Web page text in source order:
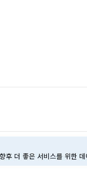
후 더 좋은 서비스를 위한